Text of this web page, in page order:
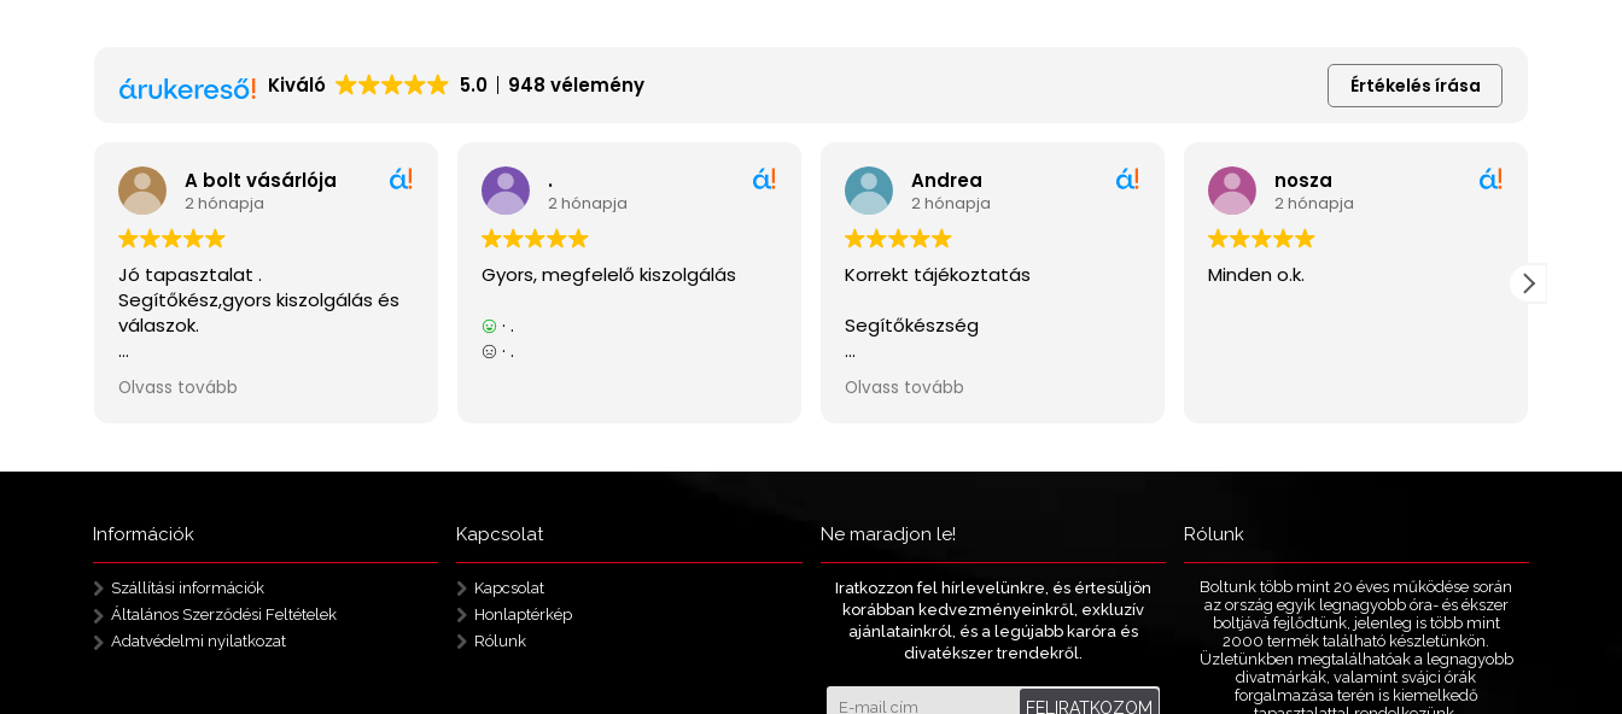
Információk
Szállítási információk
Általános Szerződési Feltételek
Adatvédelmi nyilatkozat
Kapcsolat
Kapcsolat
Honlaptérkép
Rólunk
Ne maradjon le!
Iratkozzon fel hírlevelünkre, és értesüljön
korábban kedvezményeinkről, exkluzív
ajánlatainkról, és a legújabb karóra és
divatékszer trendekről.
FELIRATKOZOM
Rólunk
Boltunk több mint 20 éves működése során
az ország egyik legnagyobb óra- és ékszer
boltjává fejlődtünk, jelenleg is több mint
2000 termék található készletünkön.
Üzletünkben megtalálhatóak a legnagyobb
divatmárkák, valamint svájci órák
forgalmazása terén is kiemelkedő